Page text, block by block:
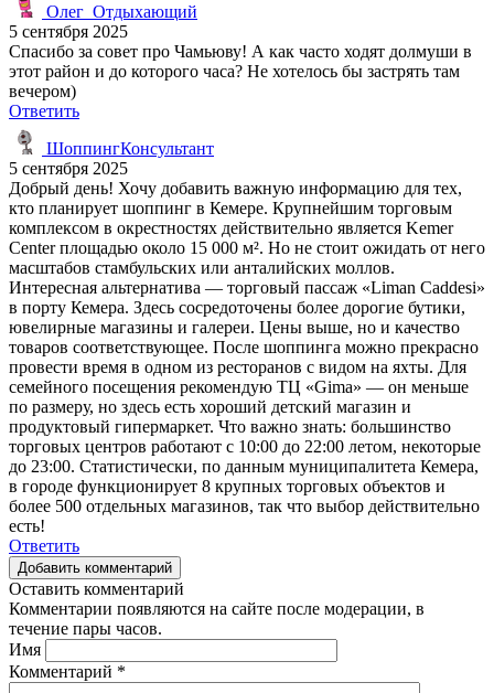
Олег_Отдыхающий
5 сентября 2025
Спасибо за совет про Чамьюву! А как часто ходят долмуши в
этот район и до которого часа? Не хотелось бы застрять там
вечером)
Ответить
ШоппингКонсультант
5 сентября 2025
Добрый день! Хочу добавить важную информацию для тех,
кто планирует шоппинг в Кемере. Крупнейшим торговым
комплексом в окрестностях действительно является Kemer
Center площадью около 15 000 м². Но не стоит ожидать от него
масштабов стамбульских или анталийских моллов.
Интересная альтернатива — торговый пассаж «Liman Caddesi»
в порту Кемера. Здесь сосредоточены более дорогие бутики,
ювелирные магазины и галереи. Цены выше, но и качество
товаров соответствующее. После шоппинга можно прекрасно
провести время в одном из ресторанов с видом на яхты. Для
семейного посещения рекомендую ТЦ «Gima» — он меньше
по размеру, но здесь есть хороший детский магазин и
продуктовый гипермаркет. Что важно знать: большинство
торговых центров работают с 10:00 до 22:00 летом, некоторые
до 23:00. Статистически, по данным муниципалитета Кемера,
в городе функционирует 8 крупных торговых объектов и
более 500 отдельных магазинов, так что выбор действительно
есть!
Ответить
Добавить комментарий
Оставить комментарий
Комментарии появляются на сайте после модерации, в
течение пары часов.
Имя
Комментарий *